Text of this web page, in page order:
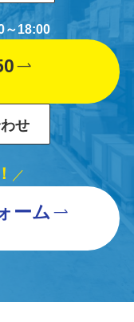
～18:00
せ
／
ーム